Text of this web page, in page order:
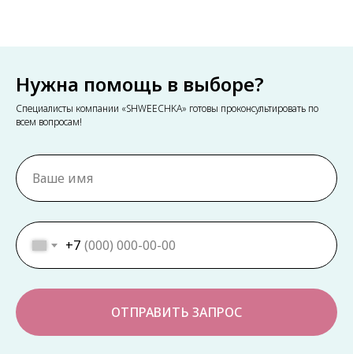
Нужна помощь в выборе?
Специалисты компании «SHWEECHKA» готовы проконсультировать по
всем вопросам!
+7
ОТПРАВИТЬ ЗАПРОС